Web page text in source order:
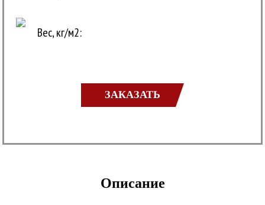
Вес, кг/м2:
ЗАКАЗАТЬ
Описание